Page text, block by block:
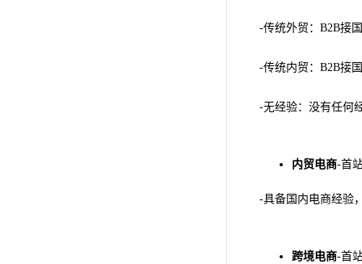
-传统外贸：B2B接
-传统内贸：B2B接
-无经验：没有任何
内贸电商-首
-具备国内电商经验
跨境电商-首